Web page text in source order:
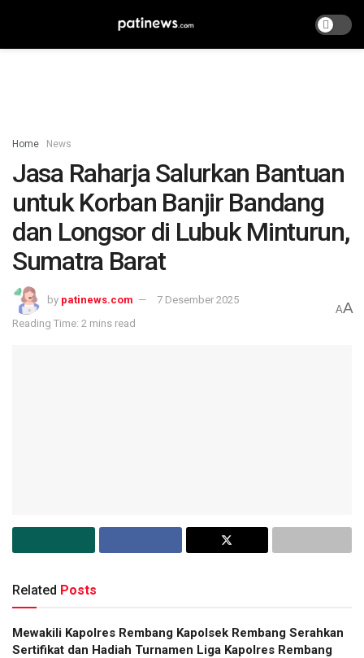
Home News
Jasa Raharja Salurkan Bantuan
untuk Korban Banjir Bandang
dan Longsor di Lubuk Minturun,
Sumatra Barat
by patinews.com
7 Desember 2025
Reading Time: 2 mins read
AA
Related Posts
Mewakili Kapolres Rembang Kapolsek Rembang Serahkan
Sertifikat dan Hadiah Turnamen Liga Kapolres Rembang